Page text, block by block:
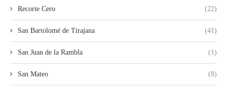
Recorte Cero (22)
San Bartolomé de Tirajana (41)
San Juan de la Rambla (1)
San Mateo (8)